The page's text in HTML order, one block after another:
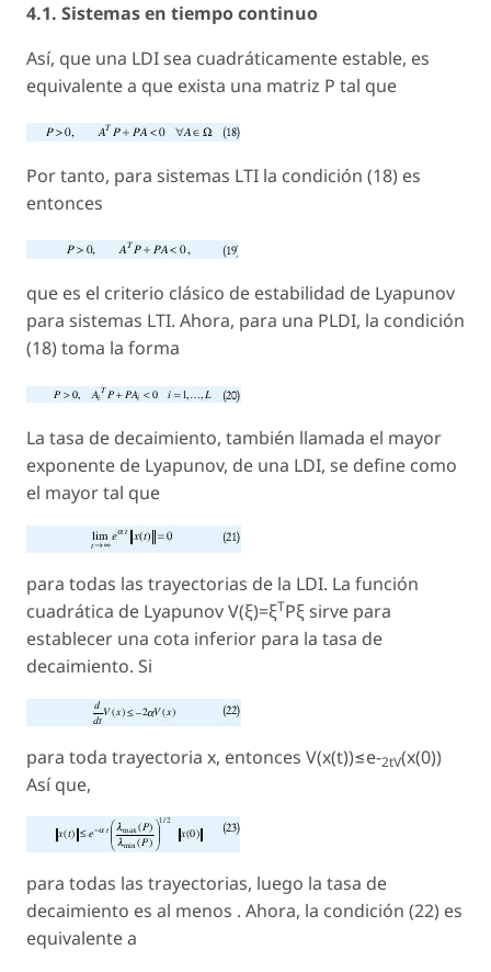
4.1. Sistemas en tiempo continuo
Así, que una LDI sea cuadráticamente estable, es
equivalente a que exista una matriz P tal que
Por tanto, para sistemas LTI la condición (18) es
entonces
que es el criterio clásico de estabilidad de Lyapunov
para sistemas LTI. Ahora, para una PLDI, la condición
(18) toma la forma
La tasa de decaimiento, también llamada el mayor
exponente de Lyapunov, de una LDI, se define como
el mayor tal que
para todas las trayectorias de la LDI. La función
cuadrática de Lyapunov V(ξ)=ξTPξ sirve para
establecer una cota inferior para la tasa de
decaimiento. Si
para toda trayectoria x, entonces V(x(t))≤e-2tV(x(0))
Así que,
para todas las trayectorias, luego la tasa de
decaimiento es al menos . Ahora, la condición (22) es
equivalente a